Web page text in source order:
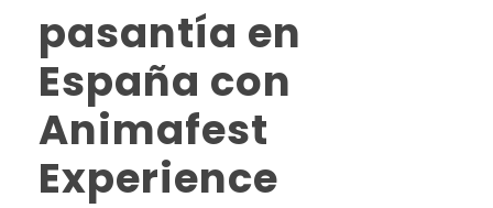
pasantía en
España con
Animafest
Experience